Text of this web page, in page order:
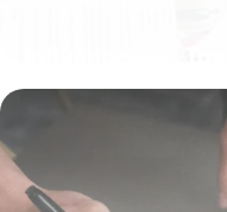
influenceur 2026